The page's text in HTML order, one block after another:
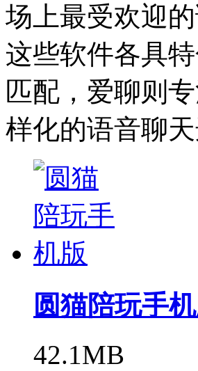
场上最受欢迎
这些软件各具
匹配，爱聊则
样化的语音聊
圆猫陪玩手
42.1MB